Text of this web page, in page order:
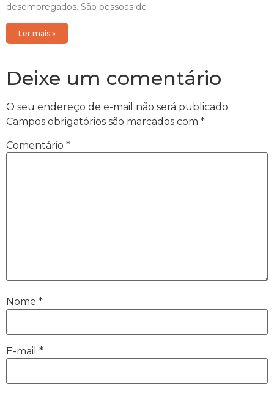
desempregados. São pessoas de
Ler mais »
Deixe um comentário
O seu endereço de e-mail não será publicado.
Campos obrigatórios são marcados com *
Comentário *
Nome *
E-mail *